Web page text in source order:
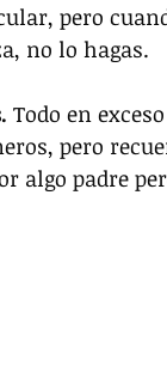
pero
no lo hagas.
Todo en
pero
algo padre